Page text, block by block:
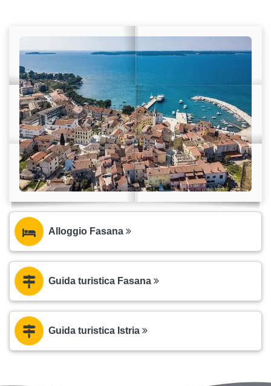
Alloggio Fasana
Guida turistica Fasana
Guida turistica Istria